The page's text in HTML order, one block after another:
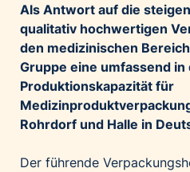
Marble House
Mediaplus
Microsoft
Mondelēz Österreich
Muse Electronics
öbv – Österreichischer
Als Antwort auf die
qualitativ hochwertigen
den medizinischen
Gruppe eine umfassend in
Produktionskapazität für
Rohrdorf und Halle in
Der führende